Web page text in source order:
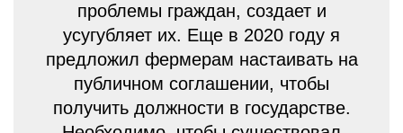
проблемы граждан, создает и
усугубляет их. Еще в 2020 году я
предложил фермерам настаивать на
публичном соглашении, чтобы
получить должности в государстве.